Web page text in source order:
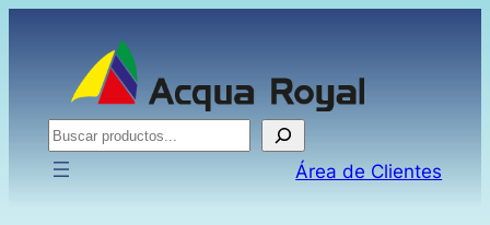
Buscar
Área de Clientes